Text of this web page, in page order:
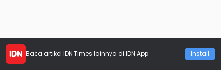
Baca artikel IDN Times lainnya di IDN App Install